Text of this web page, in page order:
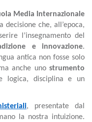
Media Internazionale
decisione che, all’epoca,
l’insegnamento del
e innovazione.
antica non fosse solo
anche uno strumento
logica, disciplina e un
, presentate dal
la nostra intuizione.